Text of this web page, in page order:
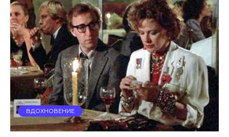
ВДОХНОВЕНИЕ